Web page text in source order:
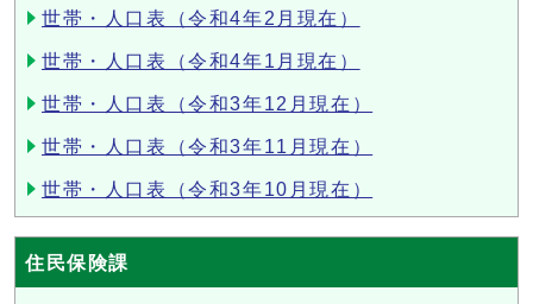
世帯・人口表（令和4年2月現在）
世帯・人口表（令和4年1月現在）
世帯・人口表（令和3年12月現在）
世帯・人口表（令和3年11月現在）
世帯・人口表（令和3年10月現在）
住民保険課